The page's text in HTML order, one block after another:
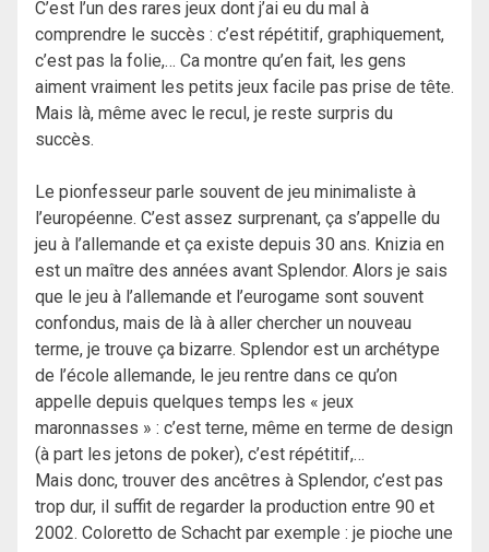
C’est l’un des rares jeux dont j’ai eu du mal à
comprendre le succès : c’est répétitif, graphiquement,
c’est pas la folie,… Ca montre qu’en fait, les gens
aiment vraiment les petits jeux facile pas prise de tête.
Mais là, même avec le recul, je reste surpris du
succès.
Le pionfesseur parle souvent de jeu minimaliste à
l’européenne. C’est assez surprenant, ça s’appelle du
jeu à l’allemande et ça existe depuis 30 ans. Knizia en
est un maître des années avant Splendor. Alors je sais
que le jeu à l’allemande et l’eurogame sont souvent
confondus, mais de là à aller chercher un nouveau
terme, je trouve ça bizarre. Splendor est un archétype
de l’école allemande, le jeu rentre dans ce qu’on
appelle depuis quelques temps les « jeux
maronnasses » : c’est terne, même en terme de design
(à part les jetons de poker), c’est répétitif,…
Mais donc, trouver des ancêtres à Splendor, c’est pas
trop dur, il suffit de regarder la production entre 90 et
2002. Coloretto de Schacht par exemple : je pioche une